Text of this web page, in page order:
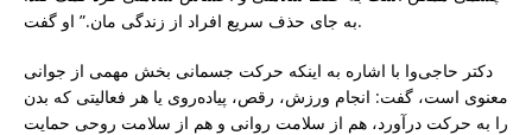
به جای حذف سریع افراد از زندگی مان.” او گفت.
دکتر حاجی‌وا با اشاره به اینکه حرکت جسمانی بخش مهمی از جوانی
معنوی است، گفت: انجام ورزش، رقص، پیاده‌روی یا هر فعالیتی که بدن
را به حرکت درآورد، هم از سلامت روانی و هم از سلامت روحی حمایت